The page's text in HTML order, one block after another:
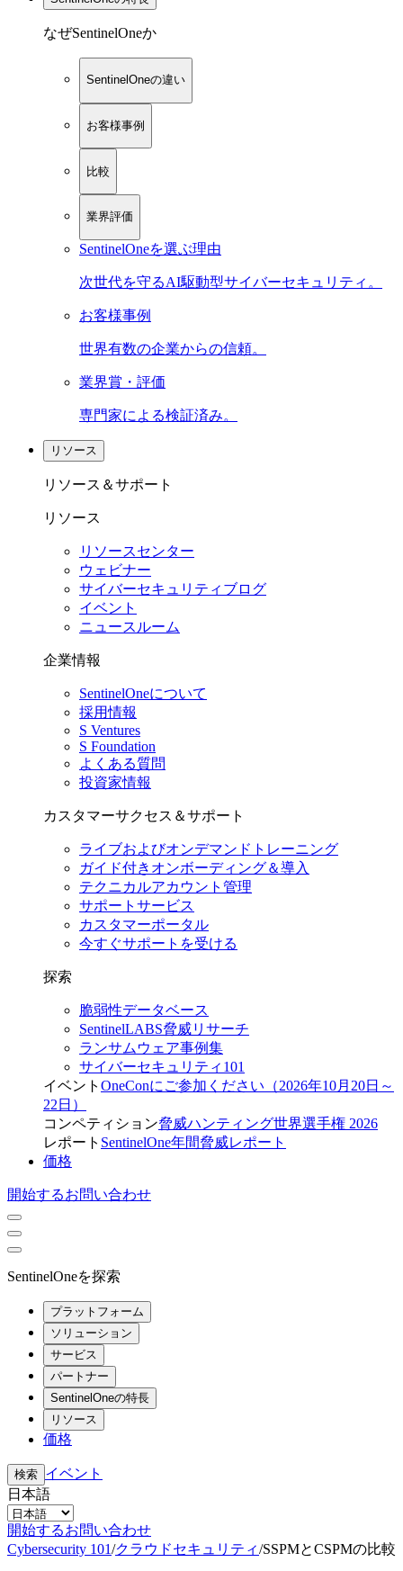
なぜSentinelOneか
SentinelOneの違い
お客様事例
比較
業界評価
SentinelOneを選ぶ理由
次世代を守るAI駆動型サイバーセキュリティ。
お客様事例
世界有数の企業からの信頼。
業界賞・評価
専門家による検証済み。
リソース
リソース＆サポート
リソース
リソースセンター
ウェビナー
サイバーセキュリティブログ
イベント
ニュースルーム
企業情報
SentinelOneについて
採用情報
S Ventures
S Foundation
よくある質問
投資家情報
カスタマーサクセス＆サポート
ライブおよびオンデマンドトレーニング
ガイド付きオンボーディング＆導入
テクニカルアカウント管理
サポートサービス
カスタマーポータル
今すぐサポートを受ける
探索
脆弱性データベース
SentinelLABS脅威リサーチ
ランサムウェア事例集
サイバーセキュリティ101
イベント OneConにご参加ください（2026年10月20日～
22日）
コンペティション脅威ハンティング世界選手権 2026
レポート SentinelOne年間脅威レポート
価格
開始するお問い合わせ
SentinelOneを探索
プラットフォーム
ソリューション
サービス
パートナー
SentinelOneの特長
リソース
価格
検索 イベント
日本語
開始するお問い合わせ
Cybersecurity 101/クラウドセキュリティ/SSPMとCSPMの比較